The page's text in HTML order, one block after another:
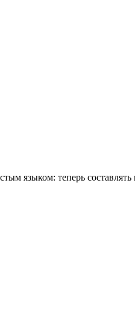
языком: теперь